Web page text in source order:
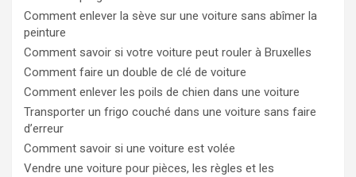
Comment enlever la sève sur une voiture sans abîmer la
peinture
Comment savoir si votre voiture peut rouler à Bruxelles
Comment faire un double de clé de voiture
Comment enlever les poils de chien dans une voiture
Transporter un frigo couché dans une voiture sans faire
d’erreur
Comment savoir si une voiture est volée
Vendre une voiture pour pièces, les règles et les